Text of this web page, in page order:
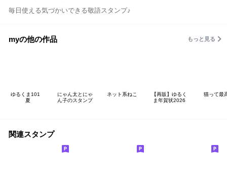
毎日使える気づかいできる敬語スタンプ♪
myの他の作品 もっと見る
ゆるくま101
夏
にゃん太とにゃ
ん子のスタンプ
ネット系ねこ
【再販】ゆるく
ま年賀状2026
猫って最
関連スタンプ